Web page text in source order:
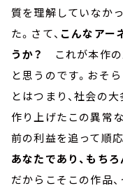
質を理解していなか
た。さて、 こんなアー
うか？
これが本作
と思うのです。おそ
とはつまり、社会の
作り上げたこの異常
前の利益を追って順
あなたであり、もち
だからこそこの作品、